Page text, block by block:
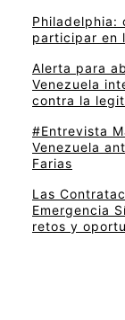
Philadelphia:
participar en
Alerta para
Venezuela
contra la
#Entrevista
Venezuela
Farias
Las
Emergencia
retos y